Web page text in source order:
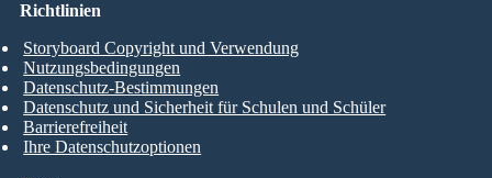
Richtlinien
Storyboard Copyright und Verwendung
Nutzungsbedingungen
Datenschutz-Bestimmungen
Datenschutz und Sicherheit für Schulen und Schüler
Barrierefreiheit
Ihre Datenschutzoptionen